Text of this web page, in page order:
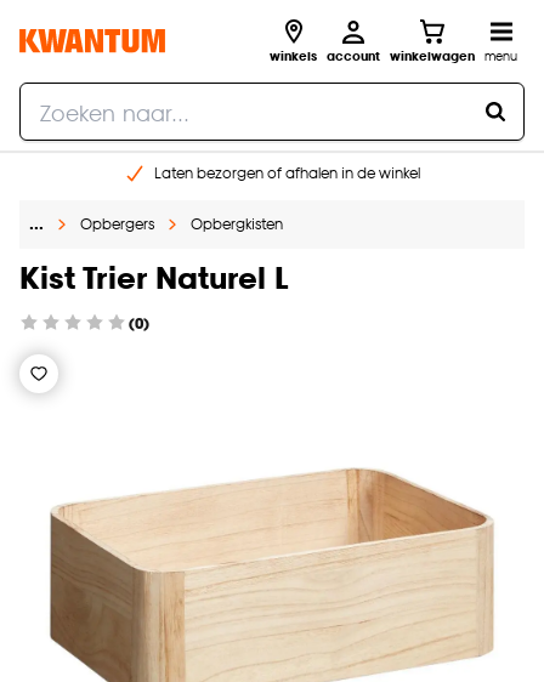
winkels account winkelwagen menu
Laten bezorgen of afhalen in de winkel
Gratis raam advies en inmeten aan huis
… Opbergers Opbergkisten
Kist Trier Naturel L
(0)